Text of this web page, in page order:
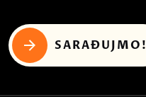
SARAĐUJMO!